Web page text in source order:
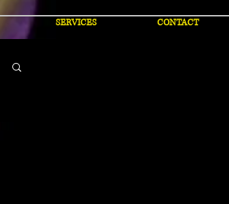
SERVICES CONTACT